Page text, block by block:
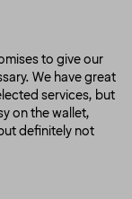
to give our
We have great
services, but
on the wallet,
definitely not